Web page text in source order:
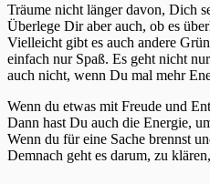
Träume nicht länger davon, Dich
Überlege Dir aber auch, ob es
Vielleicht gibt es auch andere
einfach nur Spaß. Es geht nicht
auch nicht, wenn Du mal mehr
Wenn du etwas mit Freude und
Dann hast Du auch die Energie,
Wenn du für eine Sache brennst
Demnach geht es darum, zu